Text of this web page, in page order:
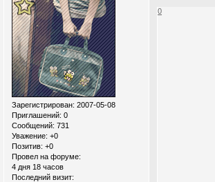
Зарегистрирован: 2007-05-08
Приглашений: 0
Сообщений: 731
Уважение: +0
Позитив: +0
Провел на форуме:
4 дня 18 часов
Последний визит:
0